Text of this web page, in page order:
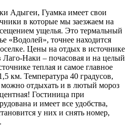
Адыгеи, Гуамка имеет свои
в которые мы заезжаем на
ущелья. Это термальный
«Водолей», точнее находится
Цены на отдых в источнике
Наки – почасовая и на целый
теплая и самое главное
км. Температура 40 градусов,
можно отдыхать и в лютый мороз
Гостиница при
и имеет все удобства,
у них и снять номер,